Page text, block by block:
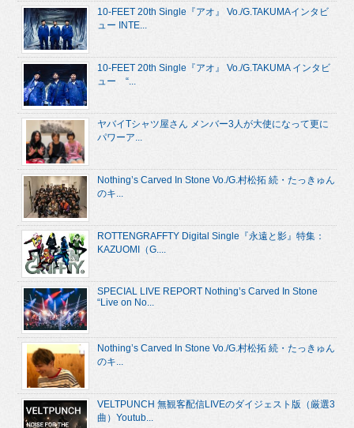
10-FEET 20th Single『アオ』 Vo./G.TAKUMAインタビ
ュー INTE...
10-FEET 20th Single『アオ』 Vo./G.TAKUMA インタビ
ュー “...
ヤバイTシャツ屋さん メンバー3人が大使になって更に
パワーア...
Nothing’s Carved In Stone Vo./G.村松拓 続・たっきゅん
のキ...
ROTTENGRAFFTY Digital Single『永遠と影』特集：
KAZUOMI（G....
SPECIAL LIVE REPORT Nothing’s Carved In Stone
“Live on No...
Nothing’s Carved In Stone Vo./G.村松拓 続・たっきゅん
のキ...
VELTPUNCH 無観客配信LIVEのダイジェスト版（厳選3
曲）Youtub...